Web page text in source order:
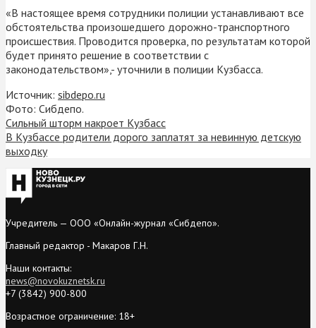
«В настоящее время сотрудники полиции устанавливают все
обстоятельства произошедшего дорожно-транспортного
происшествия. Проводится проверка, по результатам которой
будет принято решение в соответствии с
законодательством»,- уточнили в полиции Кузбасса.
Источник: sibdepo.ru
Фото: Сибдепо.
Сильный шторм накроет Кузбасс
В Кузбассе родители дорого заплатят за невинную детскую
выходку
Учредитель — ООО «Онлайн-журнал «Сибдепо».
Главный редактор - Макаров Г.Н.
Наши контакты:
news@novokuznetsk.ru
+7 (3842) 900-800
Возрастное ограничение: 18+